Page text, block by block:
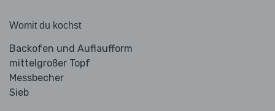
Womit du kochst
Backofen und Auflaufform
mittelgroßer Topf
Messbecher
Sieb